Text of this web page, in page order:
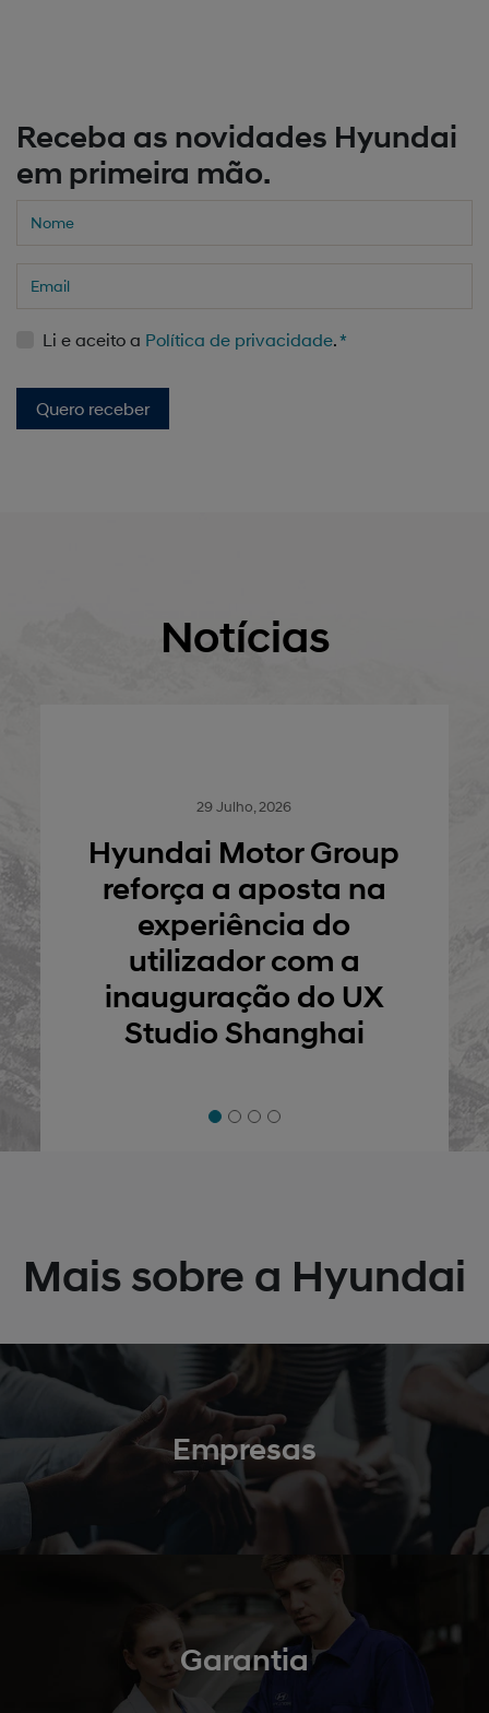
Receba as novidades Hyundai
em primeira mão.
Li e aceito a Política de privacidade.*
Quero receber
Notícias
22 Julho, 2026
Hyundai Motor
publica o Relatório de
Sustentabilidade
2026
Previous
Mais sobre a Hyundai
Empresas
Garantia